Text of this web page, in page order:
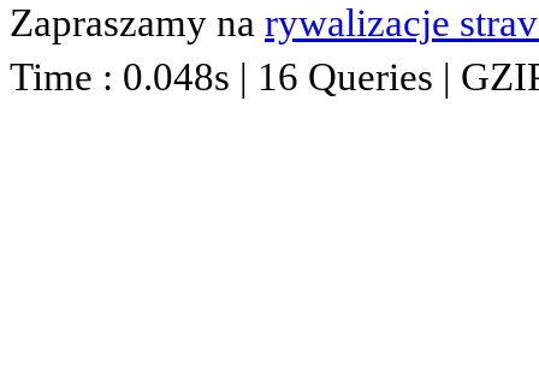
Zapraszamy na rywalizacje
Time : 0.048s | 16 Queries |